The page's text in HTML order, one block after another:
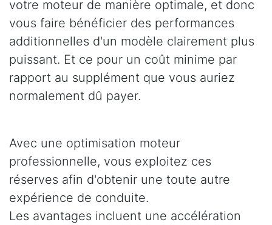
votre moteur de manière optimale, et donc
vous faire bénéficier des performances
additionnelles d'un modèle clairement plus
puissant. Et ce pour un coût minime par
rapport au supplément que vous auriez
normalement dû payer.
Avec une optimisation moteur
professionnelle, vous exploitez ces
réserves afin d'obtenir une toute autre
expérience de conduite.
Les avantages incluent une accélération